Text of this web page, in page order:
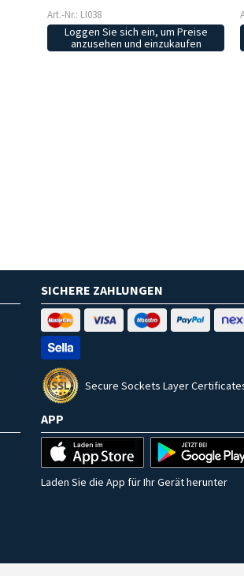
Art.-Nr.: LI038
Loggen Sie sich ein, um Preise
anzusehen und einzukaufen
SICHERE ZAHLUNGEN
Secure Sockets Layer
APP
Laden Sie die App für Ihr Gerät herunter